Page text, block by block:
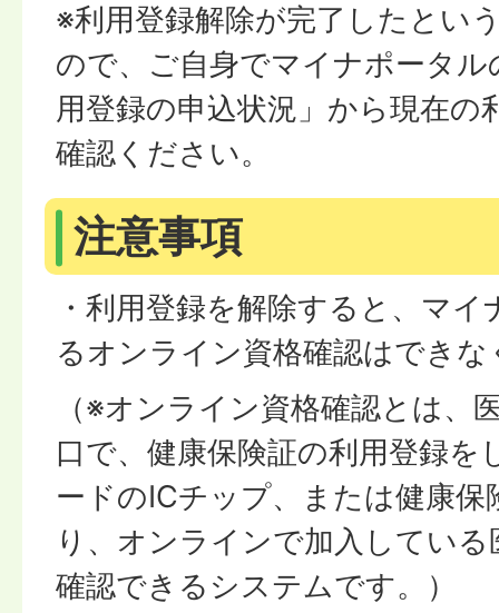
※利用登録解除が完了したとい
ので、ご自身でマイナポータル
用登録の申込状況」から現在の
確認ください。
注意事項
・利用登録を解除すると、マ
るオンライン資格確認はでき
（※オンライン資格確認とは、
口で、健康保険証の利用登録を
ードのICチップ、または健康保
り、オンラインで加入してい
確認できるシステムです。）